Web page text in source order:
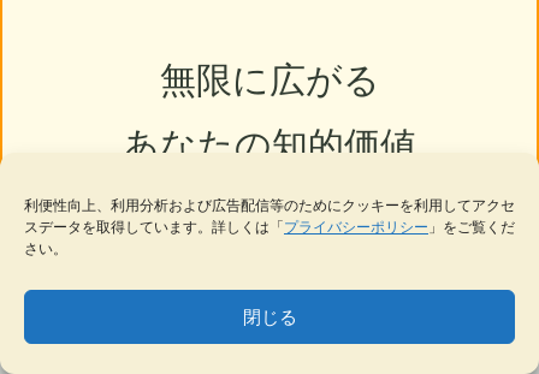
利便性向上、利用分析および広告配信等のためにクッキーを利用してアクセ
スデータを取得しています。詳しくは「 プライバシーポリシー 」をご覧くだ
さい。
閉じる
無限に広がる
あなたの知的価値